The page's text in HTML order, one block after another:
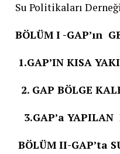
Su Politikaları
BÖLÜM I -GAP’ın
1.GAP’IN KISA
2. GAP BÖLGE
3.GAP’a
BÖLÜM II-GAP’ta